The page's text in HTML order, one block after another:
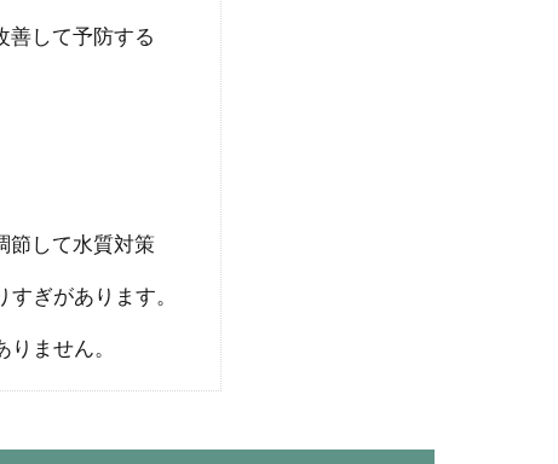
入れておけばそのまま成長するわけではありません。水
成長で...
着方法 活着前の下処理、用意する道
善して予防する
節して水質対策
ぎがあります。
ません。